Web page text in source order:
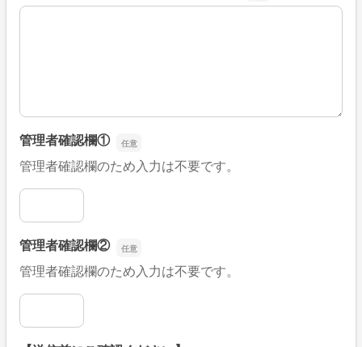
■そのほか、病院なびの改善すべき点や要望などがござい
管理者確認欄①
管理者確認欄のため入力は不要です。
管理者確認欄①
管理者確認欄②
管理者確認欄のため入力は不要です。
管理者確認欄②